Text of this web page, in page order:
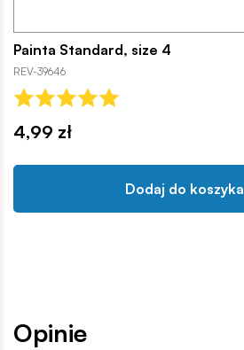
Painta Standard, size 4
REV-39646
4,99 zł
Dodaj do koszyka
Opinie